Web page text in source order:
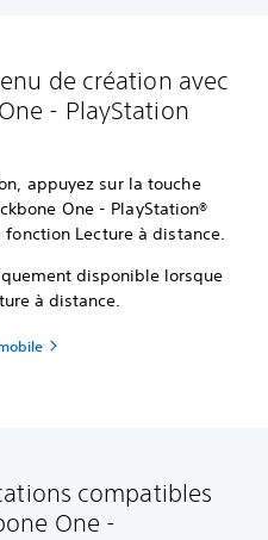
de création avec
- PlayStation
appuyez sur la touche
One - PlayStation®
Lecture à distance.
disponible lorsque
à distance.
compatibles
One -